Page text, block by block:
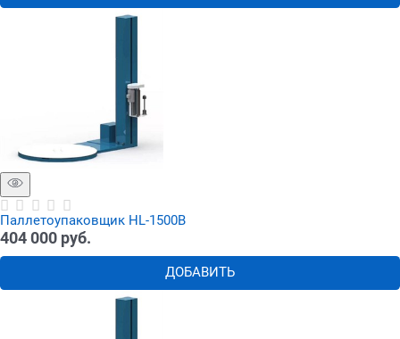
Паллетоупаковщик HL-1500B
404 000 руб.
ДОБАВИТЬ